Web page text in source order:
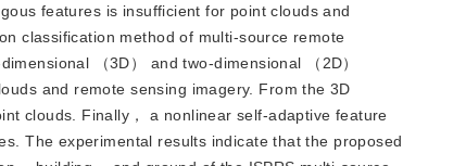
features is insufficient for point clouds and
classification method of multi-source remote
（3D） and two-dimensional （2D）
and remote sensing imagery. From the 3D
clouds. Finally， a nonlinear self-adaptive feature
The experimental results indicate that the proposed